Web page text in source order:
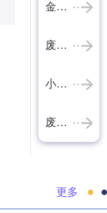
金属破碎机
废铁破碎机
小家电破碎设备
废铝破碎机
更多